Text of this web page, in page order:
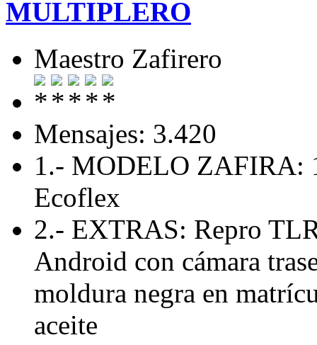
MULTIPLERO
Maestro Zafirero
Mensajes: 3.420
1.- MODELO ZAFIRA:
Ecoflex
2.- EXTRAS: Repro
Android con cámara
moldura negra en
aceite